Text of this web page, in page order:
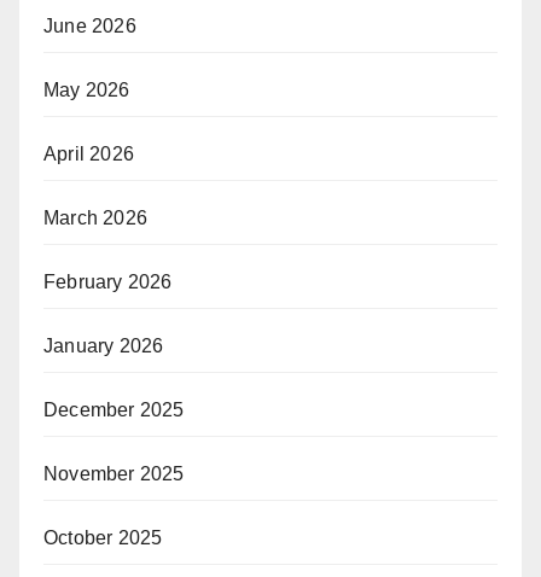
June 2026
May 2026
April 2026
March 2026
February 2026
January 2026
December 2025
November 2025
October 2025